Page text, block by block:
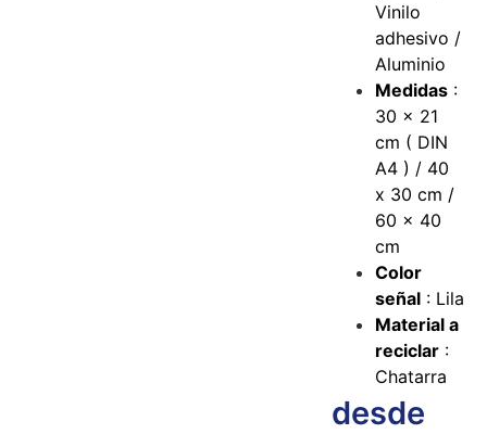
Vinilo
adhesivo /
Aluminio
Medidas :
30 x 21
cm ( DIN
A4 ) / 40
x 30 cm /
60 x 40
cm
Color
señal : Lila
Material a
reciclar :
Chatarra
desde